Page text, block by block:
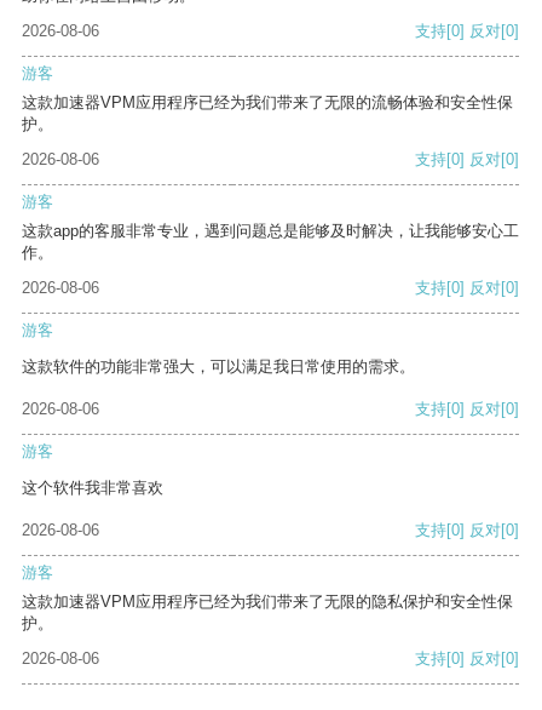
2026-08-06
支持[0] 反对[0]
游客
这款加速器VPM应用程序已经为我们带来了无限的流畅体验和安全性保
护。
2026-08-06
支持[0] 反对[0]
游客
这款app的客服非常专业，遇到问题总是能够及时解决，让我能够安心工
作。
2026-08-06
支持[0] 反对[0]
游客
这款软件的功能非常强大，可以满足我日常使用的需求。
2026-08-06 支持[0] 反对[0]
游客
这个软件我非常喜欢
2026-08-06 支持[0] 反对[0]
游客
这款加速器VPM应用程序已经为我们带来了无限的隐私保护和安全性保
护。
2026-08-06
支持[0] 反对[0]